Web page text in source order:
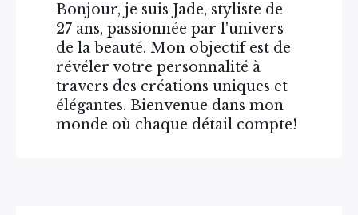
Bonjour, je suis Jade, styliste de
27 ans, passionnée par l'univers
de la beauté. Mon objectif est de
révéler votre personnalité à
travers des créations uniques et
élégantes. Bienvenue dans mon
monde où chaque détail compte!